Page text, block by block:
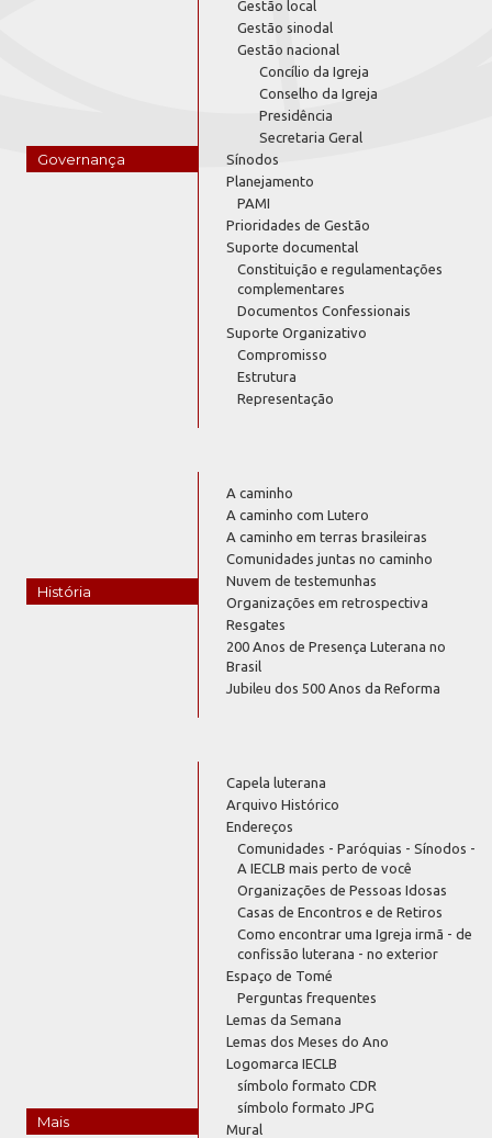
Governança
Gestão local
Gestão sinodal
Gestão nacional
Concílio da Igreja
Conselho da Igreja
Presidência
Secretaria Geral
Sínodos
Planejamento
PAMI
Prioridades de Gestão
Suporte documental
Constituição e regulamentações
complementares
Documentos Confessionais
Suporte Organizativo
Compromisso
Estrutura
Representação
História
A caminho
A caminho com Lutero
A caminho em terras brasileiras
Comunidades juntas no caminho
Nuvem de testemunhas
Organizações em retrospectiva
Resgates
200 Anos de Presença Luterana no
Brasil
Jubileu dos 500 Anos da Reforma
Mais
Capela luterana
Arquivo Histórico
Endereços
Comunidades - Paróquias - Sínodos -
A IECLB mais perto de você
Organizações de Pessoas Idosas
Casas de Encontros e de Retiros
Como encontrar uma Igreja irmã - de
confissão luterana - no exterior
Espaço de Tomé
Perguntas frequentes
Lemas da Semana
Lemas dos Meses do Ano
Logomarca IECLB
símbolo formato CDR
símbolo formato JPG
Mural